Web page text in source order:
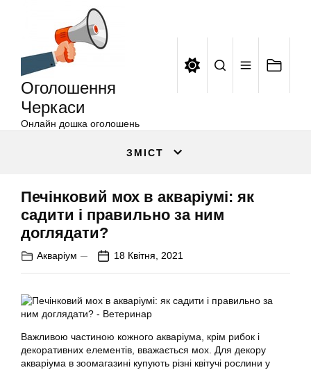
Оголошення
Черкаси
Онлайн дошка оголошень
ЗМІСТ
Печінковий мох в акваріумі: як
садити і правильно за ним
доглядати?
Акваріум 18 Квітня, 2021
Важливою частиною кожного акваріума, крім рибок і
декоративних елементів, вважається мох. Для декору
акваріума в зоомагазині купують різні квітучі рослини у